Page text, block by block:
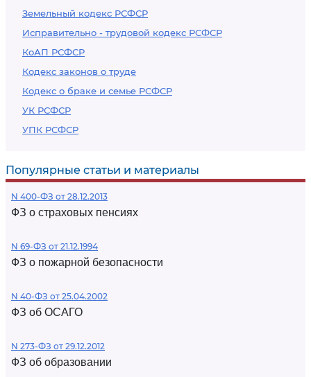
Земельный кодекс РСФСР
Исправительно - трудовой кодекс РСФСР
КоАП РСФСР
Кодекс законов о труде
Кодекс о браке и семье РСФСР
УК РСФСР
УПК РСФСР
Популярные статьи и материалы
N 400-ФЗ от 28.12.2013
ФЗ о страховых пенсиях
N 69-ФЗ от 21.12.1994
ФЗ о пожарной безопасности
N 40-ФЗ от 25.04.2002
ФЗ об ОСАГО
N 273-ФЗ от 29.12.2012
ФЗ об образовании